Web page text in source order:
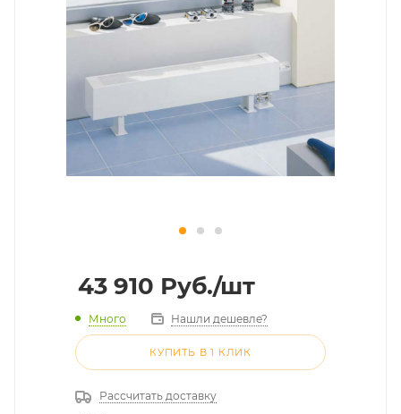
43 910 Руб./шт
Много Нашли дешевле?
КУПИТЬ В 1 КЛИК
Рассчитать доставку